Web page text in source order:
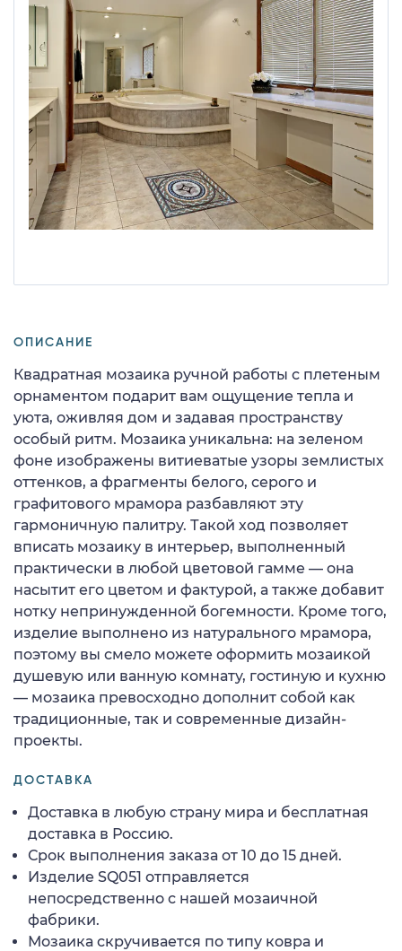
ОПИСАНИЕ
Квадратная мозаика ручной работы с плетеным
орнаментом подарит вам ощущение тепла и
уюта, оживляя дом и задавая пространству
особый ритм. Мозаика уникальна: на зеленом
фоне изображены витиеватые узоры землистых
оттенков, а фрагменты белого, серого и
графитового мрамора разбавляют эту
гармоничную палитру. Такой ход позволяет
вписать мозаику в интерьер, выполненный
практически в любой цветовой гамме — она
насытит его цветом и фактурой, а также добавит
нотку непринужденной богемности. Кроме того,
изделие выполнено из натурального мрамора,
поэтому вы смело можете оформить мозаикой
душевую или ванную комнату, гостиную и кухню
— мозаика превосходно дополнит собой как
традиционные, так и современные дизайн-
проекты.
ДОСТАВКА
Доставка в любую страну мира и бесплатная
доставка в Россию.
Срок выполнения заказа от 10 до 15 дней.
Изделие SQ051 отправляется
непосредственно с нашей мозаичной
фабрики.
Мозаика скручивается по типу ковра и